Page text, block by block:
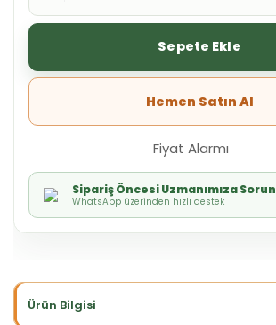
Sepete Ekle
Hemen Satın Al
Fiyat Alarmı
Sipariş Öncesi Uzmanımıza Sorun
WhatsApp üzerinden hızlı destek
Ürün Bilgisi